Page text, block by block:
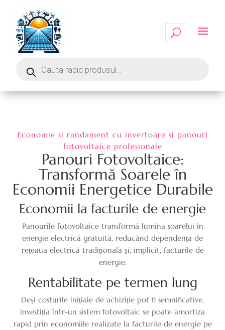
Economie si randament cu invertoare si panouri
fotovoltaice profesionale
Panouri Fotovoltaice:
Transformă Soarele în
Economii Energetice Durabile
Economii la facturile de energie
Panourile fotovoltaice transformă lumina soarelui în
energie electrică gratuită, reducând dependența de
rețeaua electrică tradițională și, implicit, facturile de
energie.
Rentabilitate pe termen lung
Deși costurile inițiale de achiziție pot fi semnificative,
investiția într-un sistem fotovoltaic se poate amortiza
rapid prin economiile realizate la facturile de energie pe